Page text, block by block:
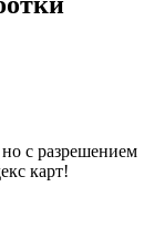
с разрешением
карт!